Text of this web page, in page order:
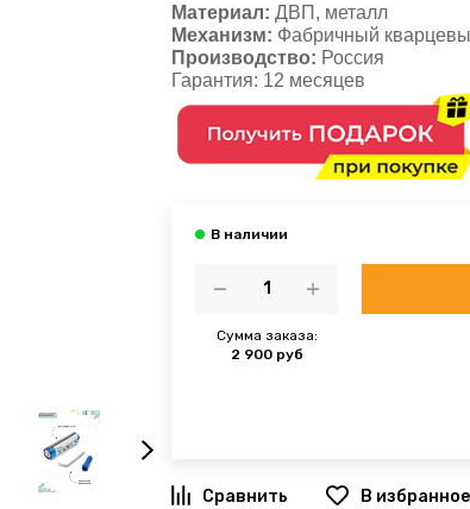
Материал: ДВП, металл
Механизм: Фабричный
Производство: Россия
Гарантия: 12 месяцев
Сумма заказа:
2 900 руб
В избранное